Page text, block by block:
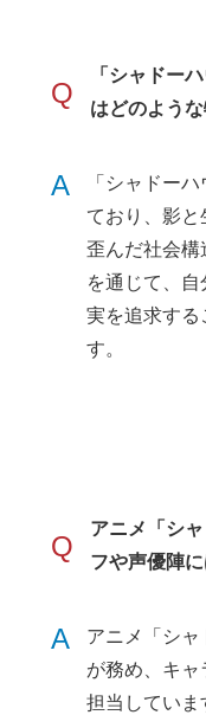
Q
「シャドー
はどのよう
A
「シャドー
ており、影
歪んだ社会構
を通じて、
実を追求する
す。
Q
アニメ「シ
フや声優陣
A
アニメ「シ
が務め、キ
担当してい